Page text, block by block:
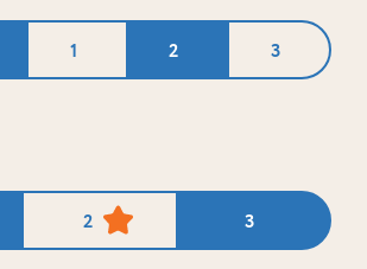
1 2 3
2 3